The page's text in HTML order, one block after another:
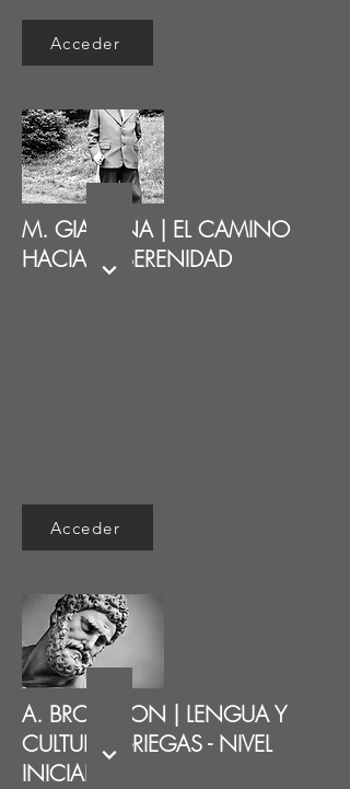
Acceder
M. GIARDINA | EL CAMINO
HACIA LA SERENIDAD
Acceder
A. BROUSSON | LENGUA Y
CULTURA GRIEGAS - NIVEL
INICIAL